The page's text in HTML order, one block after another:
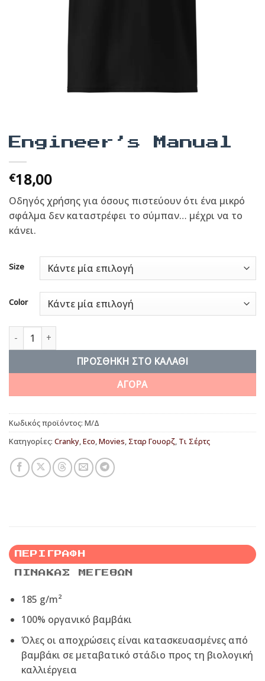
Engineer’s Manual
€18,00
Οδηγός χρήσης για όσους πιστεύουν ότι ένα μικρό
σφάλμα δεν καταστρέφει το σύμπαν… μέχρι να το
κάνει.
Size
Color
Engineer’s Manual ποσότητα
ΠΡΟΣΘΉΚΗ ΣΤΟ ΚΑΛΆΘΙ
ΑΓΟΡΑ
Κωδικός προϊόντος: Μ/Δ
Κατηγορίες: Cranky,Eco,Movies, Σταρ Γουορζ, Τι Σέρτς
ΠΕΡΙΓΡΑΦΉ
ΠΊΝΑΚΑΣ ΜΕΓΕΘΏΝ
185 g/m²
100% οργανικό βαμβάκι
Όλες οι αποχρώσεις είναι κατασκευασμένες από
βαμβάκι σε μεταβατικό στάδιο προς τη βιολογική
καλλιέργεια